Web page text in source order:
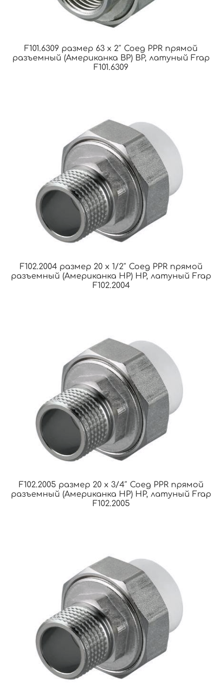
F101.6309 размер 63 x 2″ Соед PPR прямой
разъемный (Американка ВР) ВР, латуный Frap
F101.6309
F102.2004 размер 20 x 1/2″ Соед PPR прямой
разъемный (Американка НР) НР, латуный Frap
F102.2004
F102.2005 размер 20 x 3/4″ Соед PPR прямой
разъемный (Американка НР) НР, латуный Frap
F102.2005